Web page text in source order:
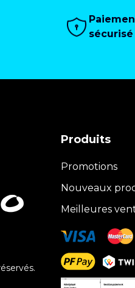
sécurisé
Produits
Promotions
Nouveaux
Meilleures